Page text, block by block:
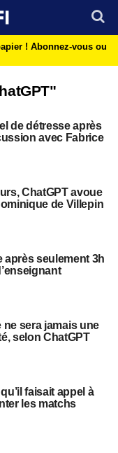
! Abonnez-vous ou
de détresse après
avec Fabrice
ChatGPT avoue
de Villepin
après seulement 3h
ne sera jamais une
selon ChatGPT
faisait appel à
les matchs